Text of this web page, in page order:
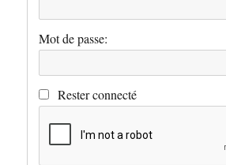
Mot de passe:
Rester connecté